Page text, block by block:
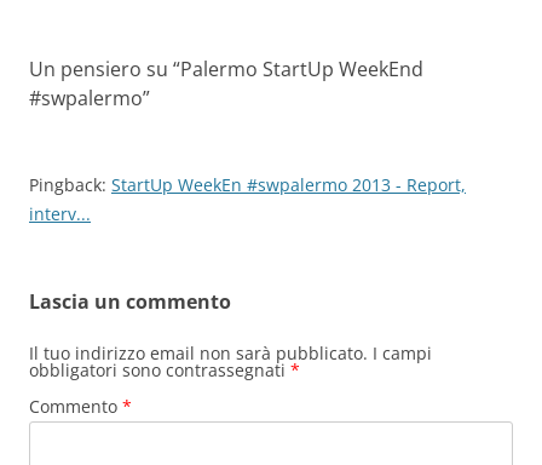
Un pensiero su “Palermo StartUp WeekEnd
#swpalermo”
Pingback: StartUp WeekEn #swpalermo 2013 - Report,
interv...
Lascia un commento
Il tuo indirizzo email non sarà pubblicato. I campi
obbligatori sono contrassegnati *
Commento *